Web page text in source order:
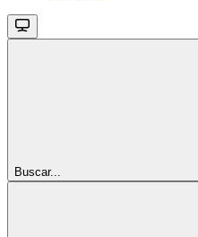
Buscar...